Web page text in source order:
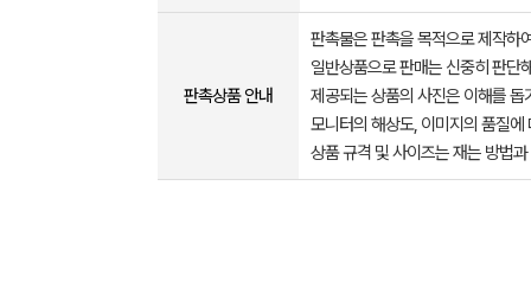
판촉상품 안내
판촉물은 판촉을 목적으로 제작하
일반상품으로 판매는 신중히 판단
제공되는 상품의 사진은 이해를
모니터의 해상도, 이미지의 품질
상품 규격 및 사이즈는 재는 방법